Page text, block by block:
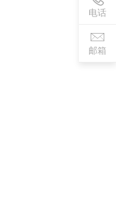
电话
邮箱